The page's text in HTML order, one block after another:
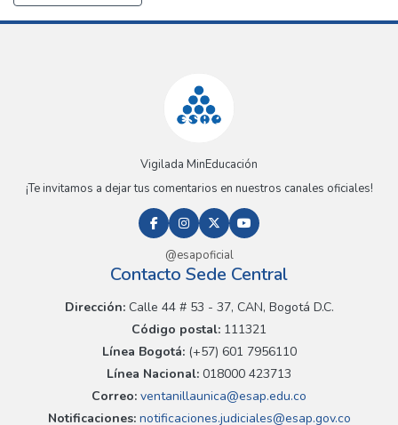
Vigilada MinEducación
¡Te invitamos a dejar tus comentarios en nuestros canales oficiales!
@esapoficial
Contacto Sede Central
Dirección:Calle 44 # 53 - 37, CAN, Bogotá D.C.
Código postal: 111321
Línea Bogotá:(+57) 601 7956110
Línea Nacional: 018000 423713
Correo: ventanillaunica@esap.edu.co
Notificaciones:notificaciones.judiciales@esap.gov.co